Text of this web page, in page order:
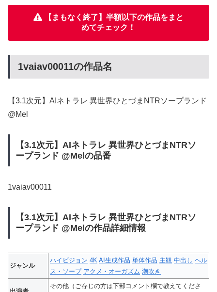
【まもなく終了】半額以下の作品をまと
めてチェック！
1vaiav00011の作品名
【3.1次元】AIネトラレ 異世界ひとづまNTRソープランド
@Mel
【3.1次元】AIネトラレ 異世界ひとづまNTRソ
ープランド @Melの品番
1vaiav00011
【3.1次元】AIネトラレ 異世界ひとづまNTRソ
ープランド @Melの作品詳細情報
ジャンル
ハイビジョン 4K AI生成作品 単体作品 主観 中出し ヘル
ス・ソープ アクメ・オーガズム 潮吹き
その他（ご存じの方は下部コメント欄で教えてくださ